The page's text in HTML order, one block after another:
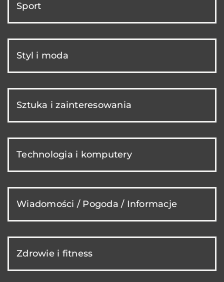
Sport
Styl i moda
Sztuka i zainteresowania
Technologia i komputery
Wiadomości / Pogoda / Informacje
Zdrowie i fitness